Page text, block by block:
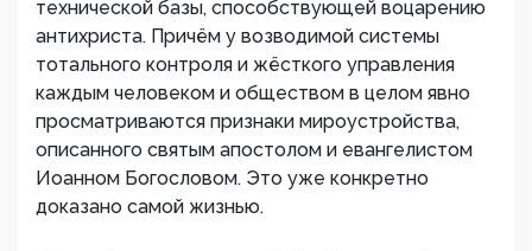
технической базы, способствующей воцарению
антихриста. Причём у возводимой системы
тотального контроля и жёсткого управления
каждым человеком и обществом в целом явно
просматриваются признаки мироустройства,
описанного святым апостолом и евангелистом
Иоанном Богословом. Это уже конкретно
доказано самой жизнью.